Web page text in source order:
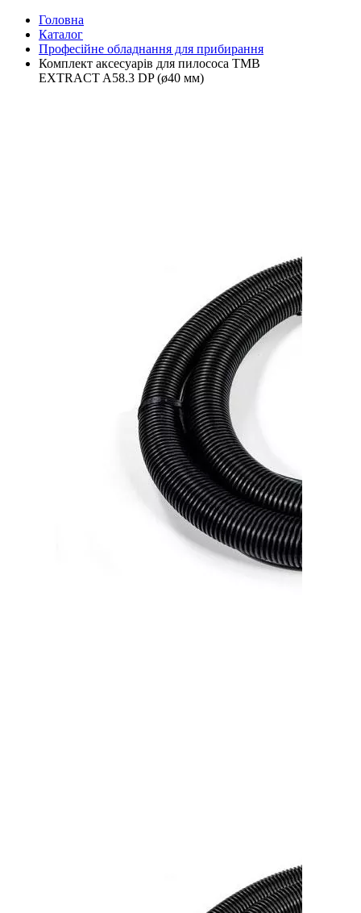
Головна
Каталог
Професійне обладнання для прибирання
Комплект аксесуарів для пилососа TMB
EXTRACT A58.3 DP (ø40 мм)